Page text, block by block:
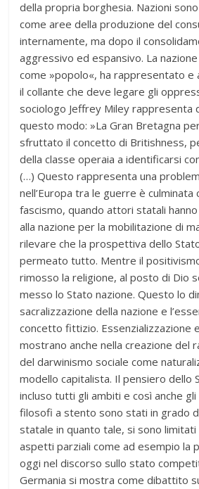
della propria borghesia. Nazioni
come aree della produzione del
internamente, ma dopo il
aggressivo ed espansivo. La
come »popolo«, ha rappresentato e
il collante che deve legare gli
sociologo Jeffrey Miley rappresenta
questo modo: »La Gran Bretagna
sfruttato il concetto di Britishness,
della classe operaia a identificarsi
(…) Questo rappresenta una
nell’Europa tra le guerre è culminata
fascismo, quando attori statali
alla nazione per la mobilitazione di
rilevare che la prospettiva dello
permeato tutto. Mentre il
rimosso la religione, al posto di Dio
messo lo Stato nazione. Questo lo
sacralizzazione della nazione e
concetto fittizio. Essenzializzazione
mostrano anche nella creazione del
del darwinismo sociale come
modello capitalista. Il pensiero dello
incluso tutti gli ambiti e così anche
filosofi a stento sono stati in grado
statale in quanto tale, si sono limitati
aspetti parziali come ad esempio la
oggi nel discorso sullo stato
Germania si mostra come dibattito